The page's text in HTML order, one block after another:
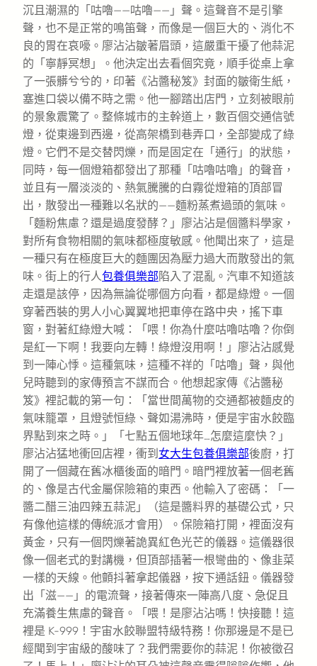
沉且潮濕的「咕嚕——咕嚕——」聲。這聲音不是引擎
聲，也不是正常的鳴笛聲，而像是一個巨大的、消化不
良的胃在哀嚎。廖沾沾皺著眉頭，這嚴重干擾了他蒜泥
的「寧靜冥想」。他決定出去看個究竟，順手從桌上拿
了一張髒兮兮的，印著《沾醬秘笈》封面的皺衛生紙，
塞進口袋以備不時之需。他一腳踏出店門，立刻被眼前
的景象震驚了。整條城市的主幹道上，數百個交通信號
燈，從東邊到西邊，從高架橋到巷弄口，全部變成了綠
燈。它們不是交替閃爍，而是固定在「通行」的狀態，
同時，每一個燈箱都發出了那種「咕嚕咕嚕」的聲音，
並且有一層淡淡的、熱氣騰騰的白霧從燈箱的頂部冒
出，散發出一種難以名狀的——麵粉蒸煮過頭的氣味。
「麵粉焦慮？還是過度發酵？」廖沾沾是個醬料學家，
對所有食物相關的氣味都極度敏感。他聞出來了，這是
一種只有在極度巨大的麵團因為壓力過大而散發出的氣
味。街上的行人包養俱樂部陷入了混亂。汽車不知道該
走還是該停，因為無論從哪個方向看，都是綠燈。一個
穿著西裝的男人小心翼翼地把車停在路中央，搖下車
窗，對著紅綠燈大喊：「喂！你為什麼咕嚕咕嚕？你倒
是紅一下啊！我要向左轉！綠燈沒用啊！」廖沾沾感覺
到一陣心悸。這種氣味，這種不祥的「咕嚕」聲，與他
兒時聽到的家傳預言不謀而合。他想起家傳《沾醬秘
笈》裡記載的第一句：「當世間萬物的交通都被麵皮的
氣味籠罩，且燈號恒綠、聲如湯沸時，便是宇宙水餃臨
界點到來之時。」「七點五個地球年…怎麼這麼快？」
廖沾沾猛地衝回店裡，衝到 女大生包養俱樂部後廚，打
開了一個藏在舊冰櫃後面的暗門。暗門裡放著一個老舊
的、像是古代金屬保險箱的東西。他輸入了密碼：「一
醬二醋三油四辣五蒜泥」（這是醬料界的基礎公式，只
有像他這樣的傳統派才會用）。保險箱打開，裡面沒有
黃金，只有一個閃爍著詭異紅色光芒的儀器。這儀器很
像一個老式的對講機，但頂部插著一根彎曲的、像韭菜
一樣的天線。他顫抖著拿起儀器，按下通話鈕。儀器發
出「滋——」的電流聲，接著傳來一陣高八度、急促且
充滿養生焦慮的聲音。「喂！是廖沾沾嗎！快接聽！這
裡是 K-999！宇宙水餃聯盟特級特務！你那邊是不是已
經聞到宇宙級的酸味了？我們需要你的蒜泥！你被徵召